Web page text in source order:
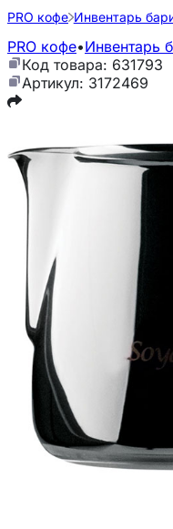
PRO кофе Инвентарь
PRO кофе•Инвентарь
Код товара: 631793
Артикул: 3172469